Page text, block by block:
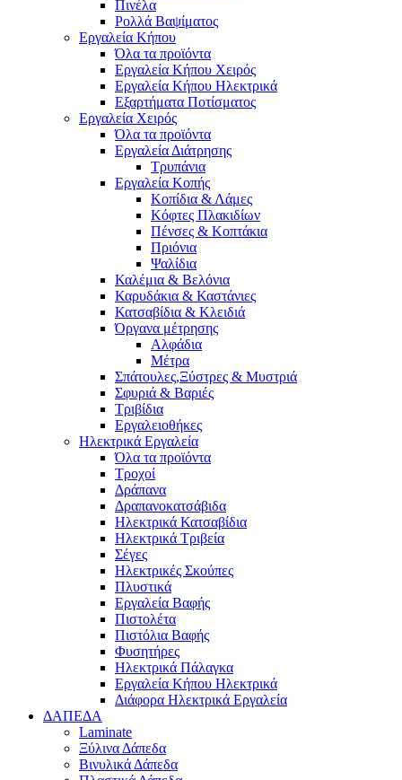
Πινέλα
Ρολλά Βαψίματος
Εργαλεία Κήπου
Όλα τα προϊόντα
Εργαλεία Κήπου Χειρός
Εργαλεία Κήπου Ηλεκτρικά
Εξαρτήματα Ποτίσματος
Εργαλεία Χειρός
Όλα τα προϊόντα
Εργαλεία Διάτρησης
Τρυπάνια
Εργαλεία Κοπής
Κοπίδια & Λάμες
Κόφτες Πλακιδίων
Πένσες & Κοπτάκια
Πριόνια
Ψαλίδια
Καλέμια & Βελόνια
Καρυδάκια & Καστάνιες
Κατσαβίδια & Κλειδιά
Όργανα μέτρησης
Αλφάδια
Μέτρα
Σπάτουλες,Ξύστρες & Μυστριά
Σφυριά & Βαριές
Τριβίδια
Εργαλειοθήκες
Ηλεκτρικά Εργαλεία
Όλα τα προϊόντα
Τροχοί
Δράπανα
Δραπανοκατσάβιδα
Ηλεκτρικά Κατσαβίδια
Ηλεκτρικά Τριβεία
Σέγες
Ηλεκτρικές Σκούπες
Πλυστικά
Εργαλεία Βαφής
Πιστολέτα
Πιστόλια Βαφής
Φυσητήρες
Ηλεκτρικά Πάλαγκα
Εργαλεία Κήπου Ηλεκτρικά
Διάφορα Ηλεκτρικά Εργαλεία
ΔΑΠΕΔΑ
Laminate
Ξύλινα Δάπεδα
Βινυλικά Δάπεδα